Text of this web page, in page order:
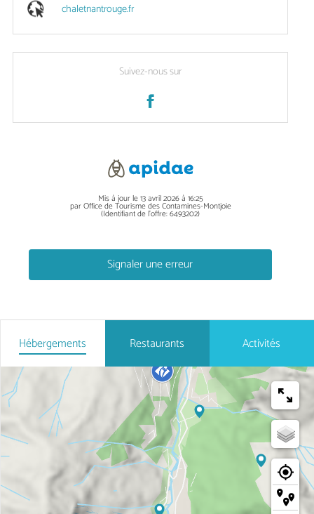
chaletnantrouge.fr
Suivez-nous sur
Mis à jour le 13 avril 2026 à 16:25
par Office de Tourisme des Contamines-Montjoie
(Identifiant de l'offre:6493202)
Signaler une erreur
Hébergements Restaurants Activités